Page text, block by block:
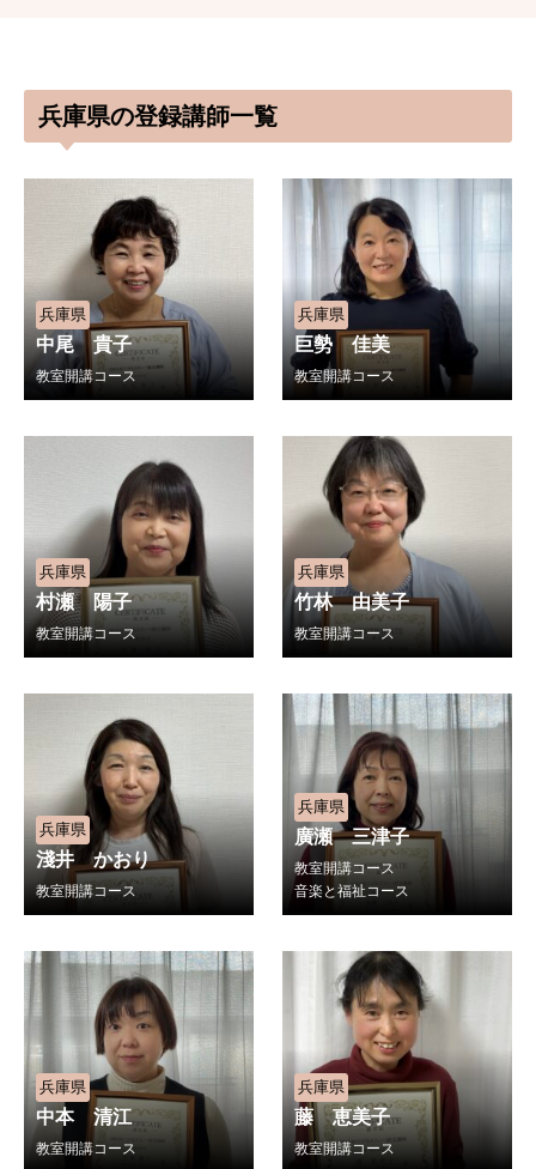
兵庫県の登録講師一覧
兵庫県
中尾 貴子
教室開講コース
兵庫県
巨勢 佳美
教室開講コース
兵庫県
村瀬 陽子
教室開講コース
兵庫県
竹林 由美子
教室開講コース
兵庫県
淺井 かおり
教室開講コース
兵庫県
廣瀬 三津子
教室開講コース
音楽と福祉コース
兵庫県
中本 清江
教室開講コース
兵庫県
藤 恵美子
教室開講コース